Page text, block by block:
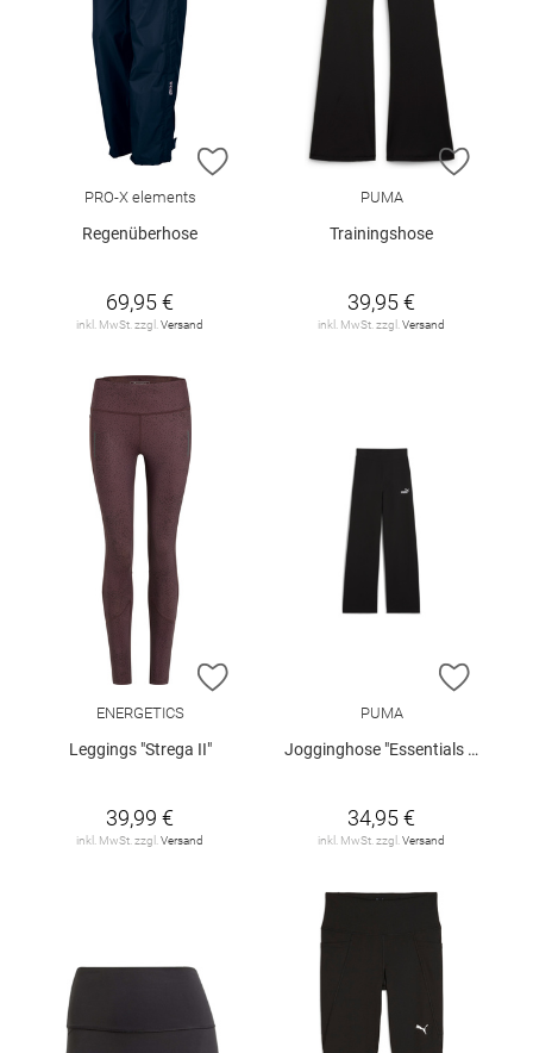
ZUR WUNSCHLISTE HINZUFÜGEN
PRO-X elements
Regenüberhose
69,95 €
inkl. MwSt. zzgl.Versand
ZUR
PUMA
Trainingshose
39,95 €
inkl. MwSt. zzgl.Versand
ZUR WUNSCHLISTE HINZUFÜGEN
ENERGETICS
Leggings "Strega II"
39,99 €
inkl. MwSt. zzgl.Versand
ZUR
PUMA
Jogginghose "Essentials Small No.1"
34,95 €
inkl. MwSt. zzgl.Versand